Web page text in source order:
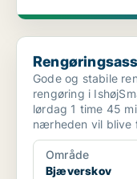
Rengøringsassistent
Gode og stabile
rengøring i
lørdag 1 time 45
nærheden vil blive
Område
Bjæverskov